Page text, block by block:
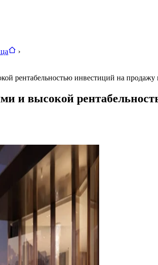
›
рентабельностью инвестиций на продажу
и высокой